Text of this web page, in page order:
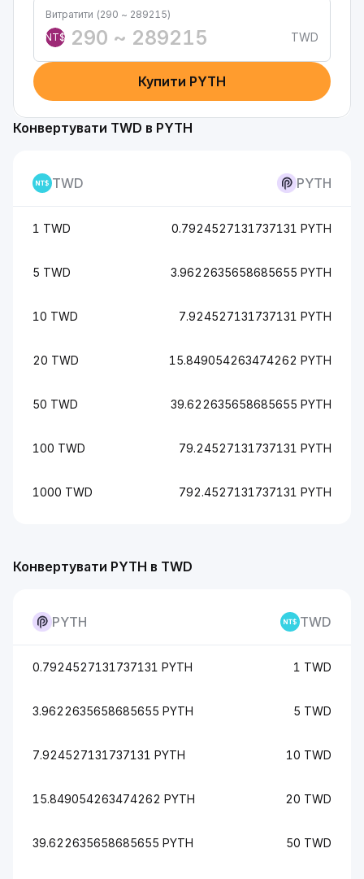
Витратити (290 ~ 289215)
NT$
TWD
Купити PYTH
Конвертувати PYTH в TWD
PYTH TWD
0.7924527131737131 PYTH 1 TWD
3.9622635658685655 PYTH 5 TWD
7.924527131737131 PYTH 10 TWD
15.849054263474262 PYTH 20 TWD
39.622635658685655 PYTH 50 TWD
Конвертувати TWD в PYTH
TWD PYTH
1 TWD 0.7924527131737131 PYTH
5 TWD 3.9622635658685655 PYTH
10 TWD 7.924527131737131 PYTH
20 TWD 15.849054263474262 PYTH
50 TWD 39.622635658685655 PYTH
100 TWD 79.24527131737131 PYTH
1000 TWD 792.4527131737131 PYTH